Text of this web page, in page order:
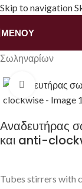
Skip to navigation
ΜΕΝΟΎ
Σωληναρίων
Κάντε κλικ
Αναδευτήρας
και anti-
Tubes stirrers with